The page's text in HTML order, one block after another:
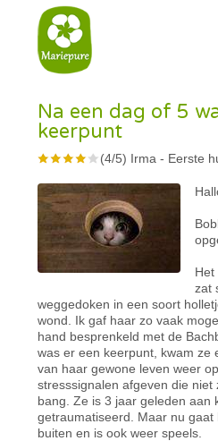
Na een dag of 5
keerpunt
(4/5) Irma - Eerste
Het
zat
weggedoken in een soort
wond. Ik gaf haar zo vaak
hand besprenkeld met de
was er een keerpunt, kwam ze
van haar gewone leven weer
stresssignalen afgeven die niet
bang. Ze is 3 jaar geleden aan
getraumatiseerd. Maar nu
buiten en is ook weer speels.